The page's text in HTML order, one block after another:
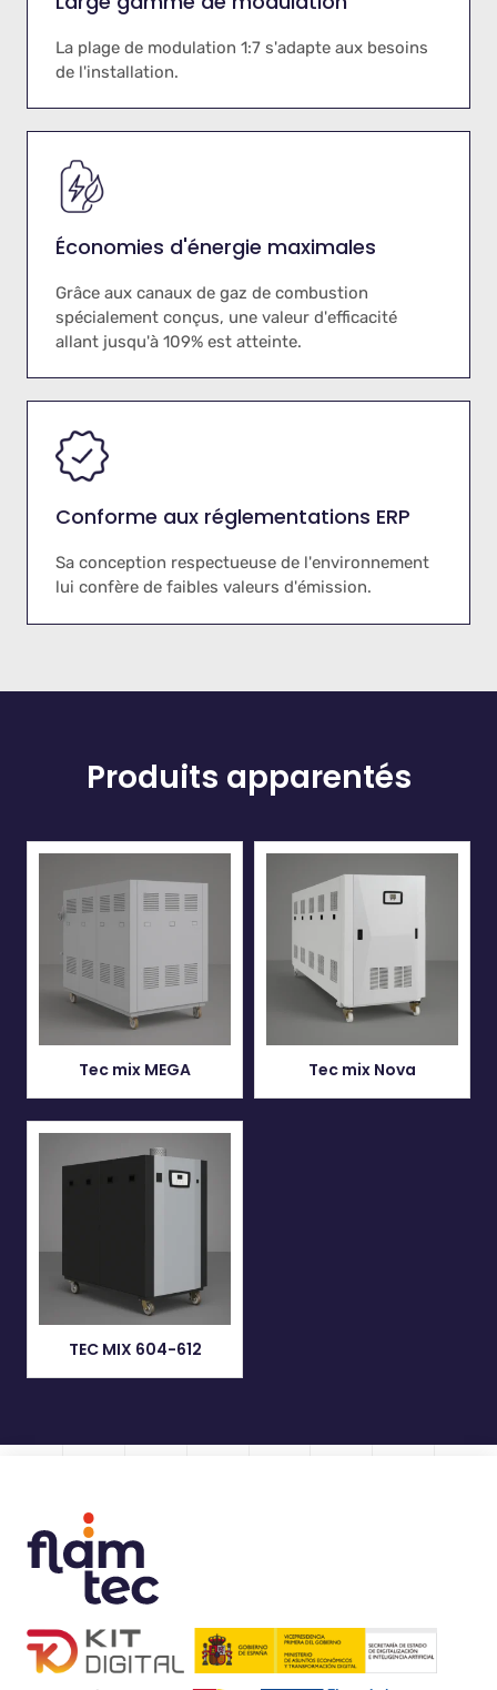
La plage de modulation 1:7 s'adapte aux besoins
de l'installation.
Économies d'énergie maximales
Grâce aux canaux de gaz de combustion
spécialement conçus, une valeur d'efficacité
allant jusqu'à 109% est atteinte.
Conforme aux réglementations ERP
Sa conception respectueuse de l'environnement
lui confère de faibles valeurs d'émission.
Produits apparentés
Tec mix MEGA Tec mix Nova
TEC MIX 604-612